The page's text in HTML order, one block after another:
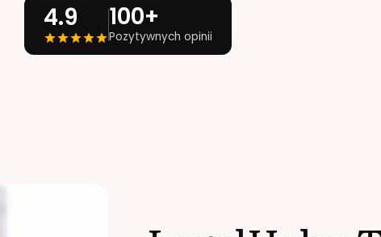
4.9 100+
Pozytywnych opinii